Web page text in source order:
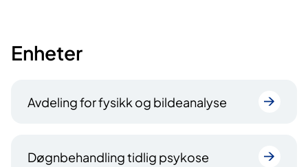
Enheter
Avdeling for fysikk og bildeanalyse
Døgnbehandling tidlig psykose